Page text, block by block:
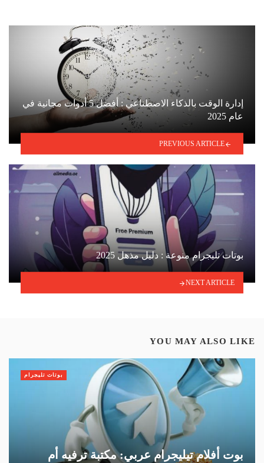
إدارة الوقت بالذكاء الاصطناعي : أفضل 5 أدوات مجانية في
عام 2025
PREVIOUS ARTICLE
بوتات تليجرام منوعة : دليل مذهل 2025
NEXT ARTICLE
YOU MAY ALSO LIKE
بوت أفلام تيليجرام عربي: مكتبة ترفيه أم
بوتات تليجرام